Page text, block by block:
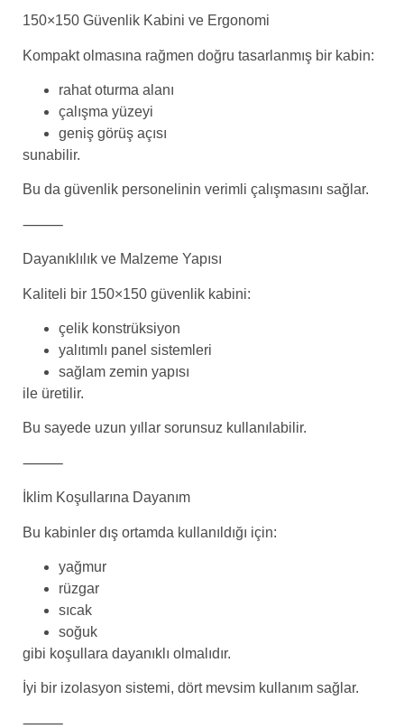
150×150 Güvenlik Kabini ve Ergonomi
Kompakt olmasına rağmen doğru tasarlanmış bir kabin:
rahat oturma alanı
çalışma yüzeyi
geniş görüş açısı
sunabilir.
Bu da güvenlik personelinin verimli çalışmasını sağlar.
⸻
Dayanıklılık ve Malzeme Yapısı
Kaliteli bir 150×150 güvenlik kabini:
çelik konstrüksiyon
yalıtımlı panel sistemleri
sağlam zemin yapısı
ile üretilir.
Bu sayede uzun yıllar sorunsuz kullanılabilir.
⸻
İklim Koşullarına Dayanım
Bu kabinler dış ortamda kullanıldığı için:
yağmur
rüzgar
sıcak
soğuk
gibi koşullara dayanıklı olmalıdır.
İyi bir izolasyon sistemi, dört mevsim kullanım sağlar.
⸻